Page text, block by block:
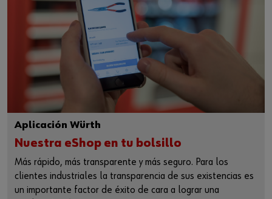
Aplicación Würth
Nuestra eShop en tu bolsillo
Más rápido, más transparente y más seguro. Para los
clientes industriales la transparencia de sus existencias es
un importante factor de éxito de cara a lograr una